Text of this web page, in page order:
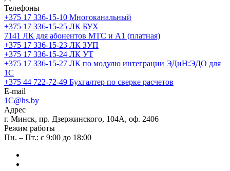
Телефоны
+375 17 336-15-10 Многоканальный
+375 17 336-15-25 ЛК БУХ
7141 ЛК для абонентов МТС и А1 (платная)
+375 17 336-15-23 ЛК ЗУП
+375 17 336-15-24 ЛК УТ
+375 17 336-15-27 ЛК по модулю интеграции ЭДиН:ЭДО для
1С
+375 44 722-72-49 Бухгалтер по сверке расчетов
E-mail
1C@hs.by
Адрес
г. Минск, пр. Дзержинского, 104А, оф. 2406
Режим работы
Пн. – Пт.: с 9:00 до 18:00